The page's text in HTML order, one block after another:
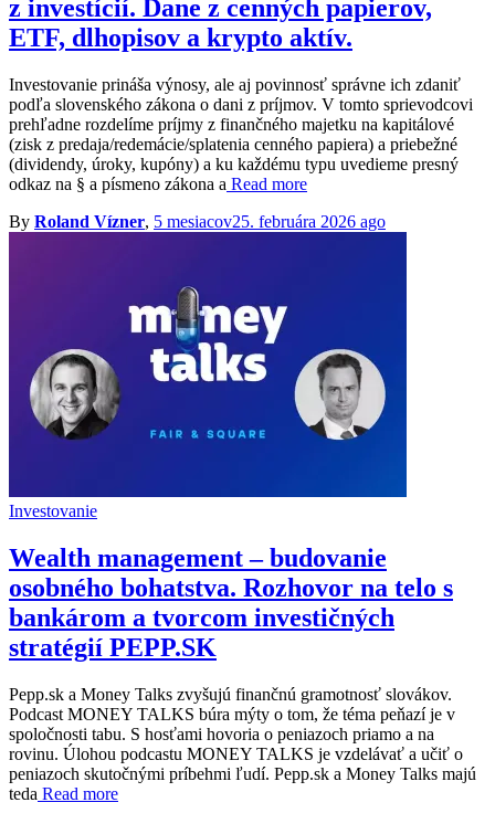
z investícií. Dane z cenných papierov,
ETF, dlhopisov a krypto aktív.
Investovanie prináša výnosy, ale aj povinnosť správne ich zdaniť
podľa slovenského zákona o dani z príjmov. V tomto sprievodcovi
prehľadne rozdelíme príjmy z finančného majetku na kapitálové
(zisk z predaja/redemácie/splatenia cenného papiera) a priebežné
(dividendy, úroky, kupóny) a ku každému typu uvedieme presný
odkaz na § a písmeno zákona a Read more
By Roland Vízner, 5 mesiacov25. februára 2026 ago
Investovanie
Wealth management – budovanie
osobného bohatstva. Rozhovor na telo s
bankárom a tvorcom investičných
stratégií PEPP.SK
Pepp.sk a Money Talks zvyšujú finančnú gramotnosť slovákov.
Podcast MONEY TALKS búra mýty o tom, že téma peňazí je v
spoločnosti tabu. S hosťami hovoria o peniazoch priamo a na
rovinu. Úlohou podcastu MONEY TALKS je vzdelávať a učiť o
peniazoch skutočnými príbehmi ľudí. Pepp.sk a Money Talks majú
teda Read more